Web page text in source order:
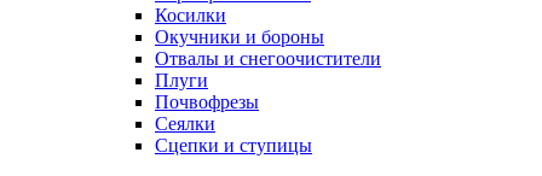
Косилки
Окучники и бороны
Отвалы и снегоочистители
Плуги
Почвофрезы
Сеялки
Сцепки и ступицы